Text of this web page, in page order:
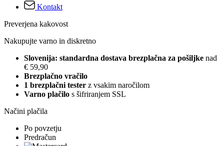
Kontakt
Preverjena kakovost
Nakupujte varno in diskretno
Slovenija: standardna dostava brezplačna za pošiljke nad
€ 59,90
Brezplačno vračilo
1 brezplačni tester z vsakim naročilom
Varno plačilo s šifriranjem SSL
Načini plačila
Po povzetju
Predračun